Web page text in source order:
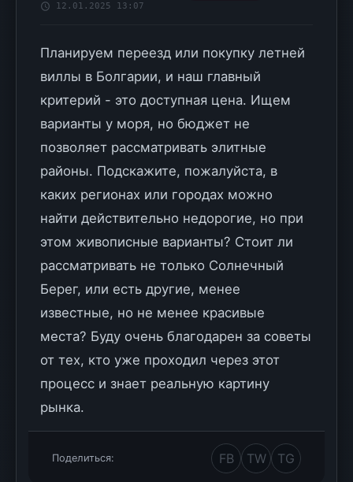
12.01.2025 13:07
Планируем переезд или покупку летней
виллы в Болгарии, и наш главный
критерий - это доступная цена. Ищем
варианты у моря, но бюджет не
позволяет рассматривать элитные
районы. Подскажите, пожалуйста, в
каких регионах или городах можно
найти действительно недорогие, но при
этом живописные варианты? Стоит ли
рассматривать не только Солнечный
Берег, или есть другие, менее
известные, но не менее красивые
места? Буду очень благодарен за советы
от тех, кто уже проходил через этот
процесс и знает реальную картину
рынка.
Поделиться: FB TW TG